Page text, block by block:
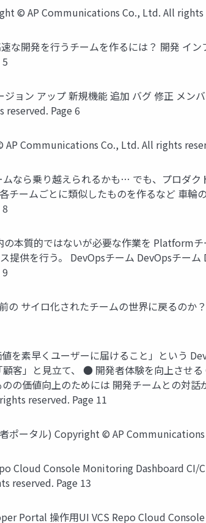
© AP Communications Co., Ltd. All rights
な開発を行うチームを作るには？ 開発 イ
ョン アップ 新規機能 追加 バグ 修正 メン
Page 6
Communications Co., Ltd. All rights
なら乗り越えられるかも… でも、プロダク
チームごとに類似したものを作るなど 車
本質的ではないが必要な作業を Platform
提供を行う。 DevOpsチーム DevOpsチー
の サイロ化されたチームの世界に戻るの
素早くユーザーに届けること」という
客」と見立て、 ● 開発者体験を向上させ
の価値向上のためには 開発チームとの対
reserved. Page 11
ポータル) Copyright © AP
Cloud Console Monitoring Dashboard
reserved. Page 13
Portal 操作用UI VCS Repo Cloud